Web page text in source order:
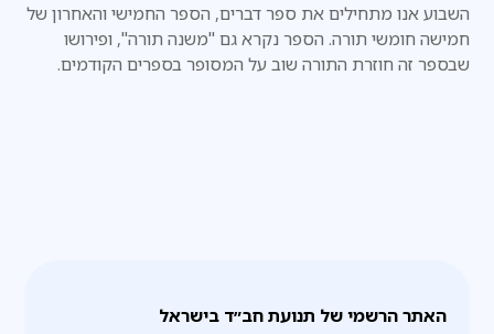
השבוע אנו מתחילים את ספר דברים, הספר החמישי והאחרון של
חמישה חומשי תורה. הספר נקרא גם "משנה תורה", ופירושו
שבספר זה חוזרת התורה שוב על המסופר בספרים הקודמים.
האתר הרשמי של תנועת חב״ד בישראל